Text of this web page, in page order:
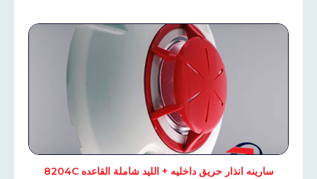
سارينه انذار حريق داخليه + الليد شاملة القاعده 8204С